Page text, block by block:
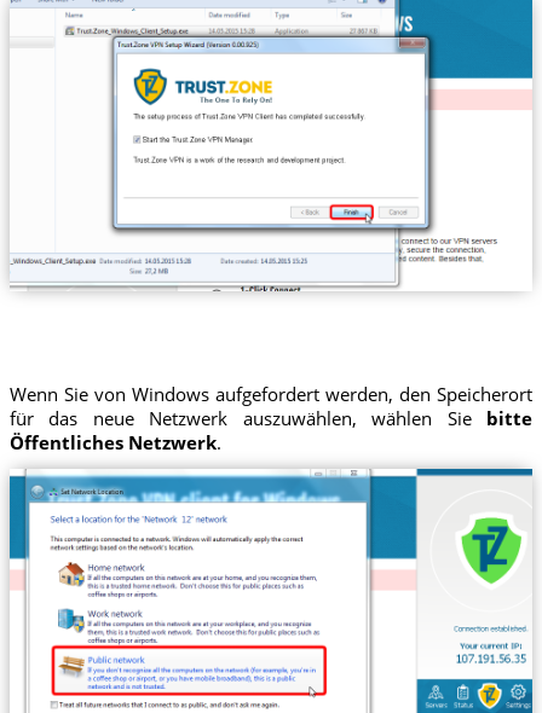
Wenn Sie von Windows aufgefordert werden, den Speicherort
für das neue Netzwerk auszuwählen, wählen Sie bitte
Öffentliches Netzwerk.